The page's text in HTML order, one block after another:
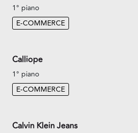
1° piano
E-COMMERCE
Calliope
1° piano
E-COMMERCE
Calvin Klein Jeans